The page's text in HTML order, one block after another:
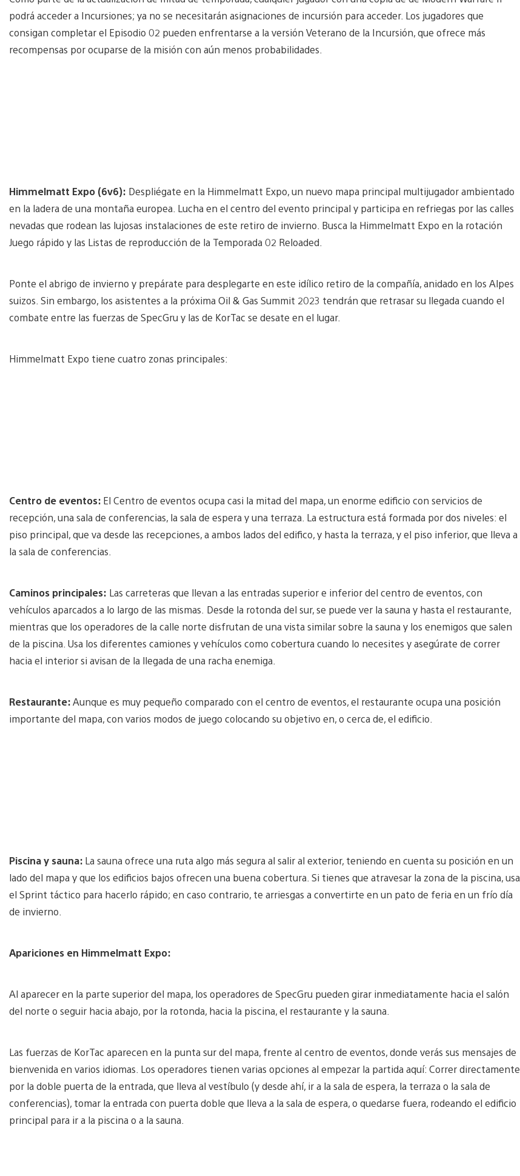
podrá acceder a Incursiones; ya no se necesitarán asignaciones de incursión para acceder. Los jugadores que
consigan completar el Episodio 02 pueden enfrentarse a la versión Veterano de la Incursión, que ofrece más
recompensas por ocuparse de la misión con aún menos probabilidades.
Himmelmatt Expo (6v6): Despliégate en la Himmelmatt Expo, un nuevo mapa principal multijugador ambientado
en la ladera de una montaña europea. Lucha en el centro del evento principal y participa en refriegas por las calles
nevadas que rodean las lujosas instalaciones de este retiro de invierno. Busca la Himmelmatt Expo en la rotación
Juego rápido y las Listas de reproducción de la Temporada 02 Reloaded.
Ponte el abrigo de invierno y prepárate para desplegarte en este idílico retiro de la compañía, anidado en los Alpes
suizos. Sin embargo, los asistentes a la próxima Oil & Gas Summit 2023 tendrán que retrasar su llegada cuando el
combate entre las fuerzas de SpecGru y las de KorTac se desate en el lugar.
Himmelmatt Expo tiene cuatro zonas principales:
Centro de eventos: El Centro de eventos ocupa casi la mitad del mapa, un enorme edificio con servicios de
recepción, una sala de conferencias, la sala de espera y una terraza. La estructura está formada por dos niveles: el
piso principal, que va desde las recepciones, a ambos lados del edifico, y hasta la terraza, y el piso inferior, que lleva a
la sala de conferencias.
Caminos principales: Las carreteras que llevan a las entradas superior e inferior del centro de eventos, con
vehículos aparcados a lo largo de las mismas. Desde la rotonda del sur, se puede ver la sauna y hasta el restaurante,
mientras que los operadores de la calle norte disfrutan de una vista similar sobre la sauna y los enemigos que salen
de la piscina. Usa los diferentes camiones y vehículos como cobertura cuando lo necesites y asegúrate de correr
hacia el interior si avisan de la llegada de una racha enemiga.
Restaurante:Aunque es muy pequeño comparado con el centro de eventos, el restaurante ocupa una posición
importante del mapa, con varios modos de juego colocando su objetivo en, o cerca de, el edificio.
Piscina y sauna: La sauna ofrece una ruta algo más segura al salir al exterior, teniendo en cuenta su posición en un
lado del mapa y que los edificios bajos ofrecen una buena cobertura. Si tienes que atravesar la zona de la piscina, usa
el Sprint táctico para hacerlo rápido; en caso contrario, te arriesgas a convertirte en un pato de feria en un frío día
de invierno.
Apariciones en Himmelmatt Expo:
Al aparecer en la parte superior del mapa, los operadores de SpecGru pueden girar inmediatamente hacia el salón
del norte o seguir hacia abajo, por la rotonda, hacia la piscina, el restaurante y la sauna.
Las fuerzas de KorTac aparecen en la punta sur del mapa, frente al centro de eventos, donde verás sus mensajes de
bienvenida en varios idiomas. Los operadores tienen varias opciones al empezar la partida aquí: Correr directamente
por la doble puerta de la entrada, que lleva al vestíbulo (y desde ahí, ir a la sala de espera, la terraza o la sala de
conferencias), tomar la entrada con puerta doble que lleva a la sala de espera, o quedarse fuera, rodeando el edificio
principal para ir a la piscina o a la sauna.